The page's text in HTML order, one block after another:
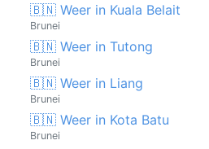
🇧🇳 Weer in Kuala Belait
Brunei
🇧🇳 Weer in Tutong
Brunei
🇧🇳 Weer in Liang
Brunei
🇧🇳 Weer in Kota Batu
Brunei